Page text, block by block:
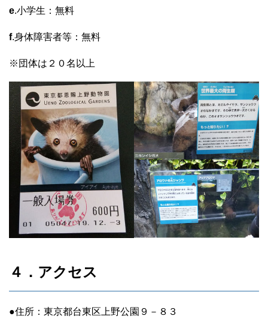
e.小学生：無料
f.身体障害者等：無料
※団体は２０名以上
４．アクセス
●住所：東京都台東区上野公園９－８３